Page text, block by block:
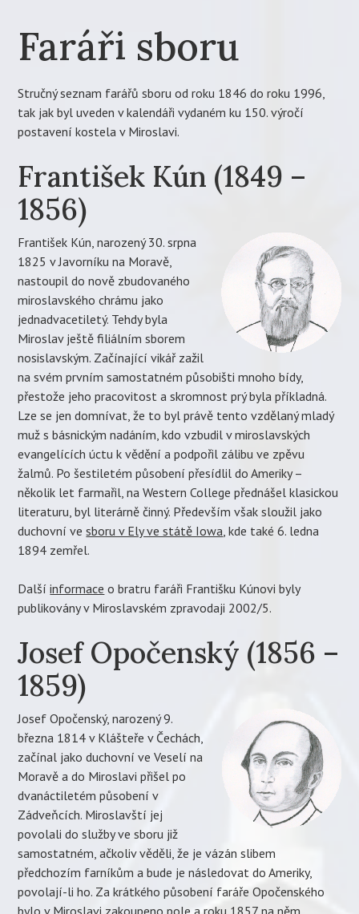
Faráři sboru
Stručný seznam farářů sboru od roku 1846 do roku 1996,
tak jak byl uveden v kalendáři vydaném ku 150. výročí
postavení kostela v Miroslavi.
František Kún (1849 –
1856)
František Kún, narozený 30. srpna
1825 v Javorníku na Moravě,
nastoupil do nově zbudovaného
miroslavského chrámu jako
jednadvacetiletý. Tehdy byla
Miroslav ještě filiálním sborem
nosislavským. Začínající vikář zažil
na svém prvním samostatném působišti mnoho bídy,
přestože jeho pracovitost a skromnost prý byla příkladná.
Lze se jen domnívat, že to byl právě tento vzdělaný mladý
muž s básnickým nadáním, kdo vzbudil v miroslavských
evangelících úctu k vědění a podpořil zálibu ve zpěvu
žalmů. Po šestiletém působení přesídlil do Ameriky –
několik let farmařil, na Western College přednášel klasickou
literaturu, byl literárně činný. Především však sloužil jako
duchovní vesboru v Ely ve státě Iowa , kde také 6. ledna
1894 zemřel.
Dalšíinformace o bratru faráři Františku Kúnovi byly
publikovány v Miroslavském zpravodaji 2002/5.
Josef Opočenský (1856 –
1859)
Josef Opočenský, narozený 9.
března 1814 v Klášteře v Čechách,
začínal jako duchovní ve Veselí na
Moravě a do Miroslavi přišel po
dvanáctiletém působení v
Zádveňcích. Miroslavští jej
povolali do služby ve sboru již
samostatném, ačkoliv věděli, že je vázán slibem
předchozím farníkům a bude je následovat do Ameriky,
povolají-li ho. Za krátkého působení faráře Opočenského
bylo v Miroslavi zakoupeno pole a roku 1857 na něm